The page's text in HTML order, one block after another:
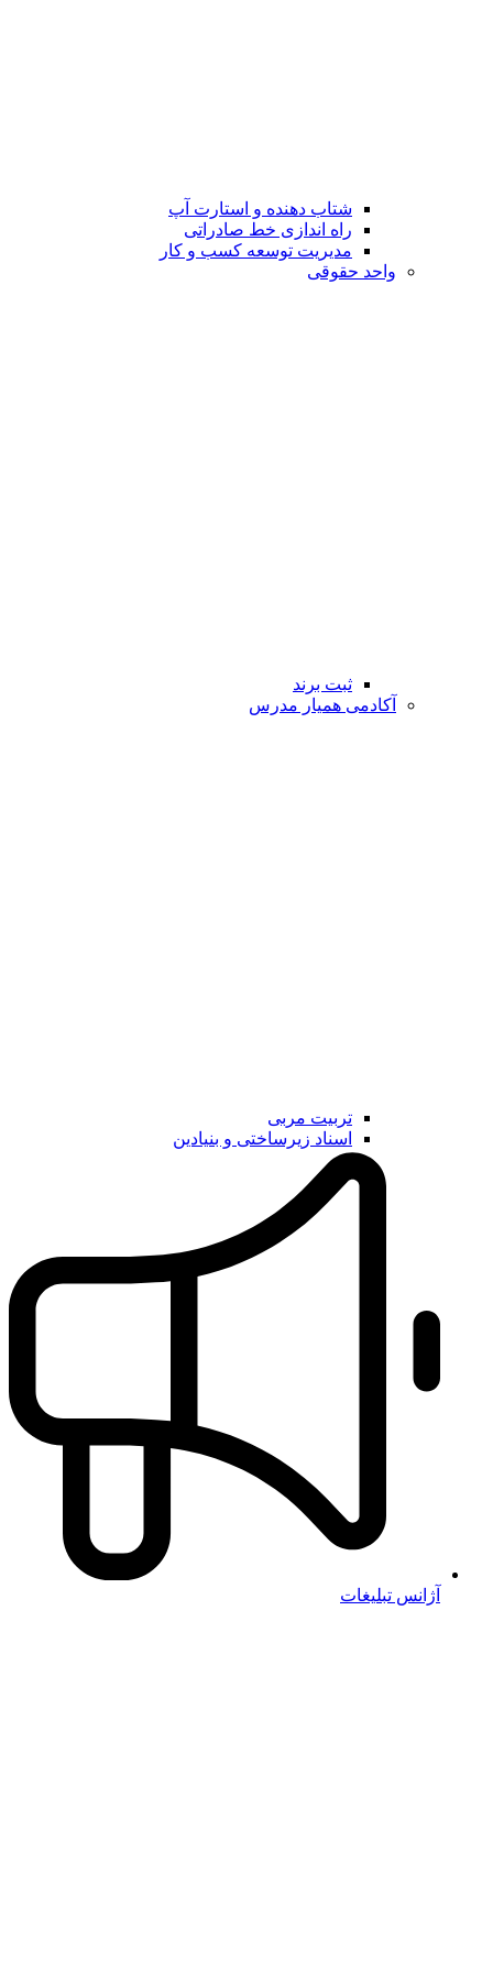
شتاب دهنده و استارت آپ
راه اندازی خط صادراتی
مدیریت توسعه کسب و کار
واحد حقوقی
ثبت برند
آکادمی همیار مدرس
تربیت مربی
اسناد زیرساختی و بنیادین
آژانس تبلیغات